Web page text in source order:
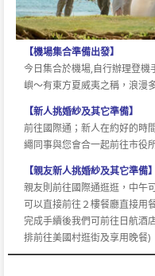
【機場集合準備出發】
今日集合於機場,自行辦理登
嶼～有東方夏威夷之稱，浪漫
【新人挑婚紗及其它準備】
前往國際通；新人在約好的時
繩同事與您會合一起前往市役
【親友新人挑婚紗及其它準備】
親友則前往國際通逛逛，中午
可以直接前往２樓餐廳直接用
完成手續後我們可前往日航酒
排前往美國村逛街及享用晚餐)